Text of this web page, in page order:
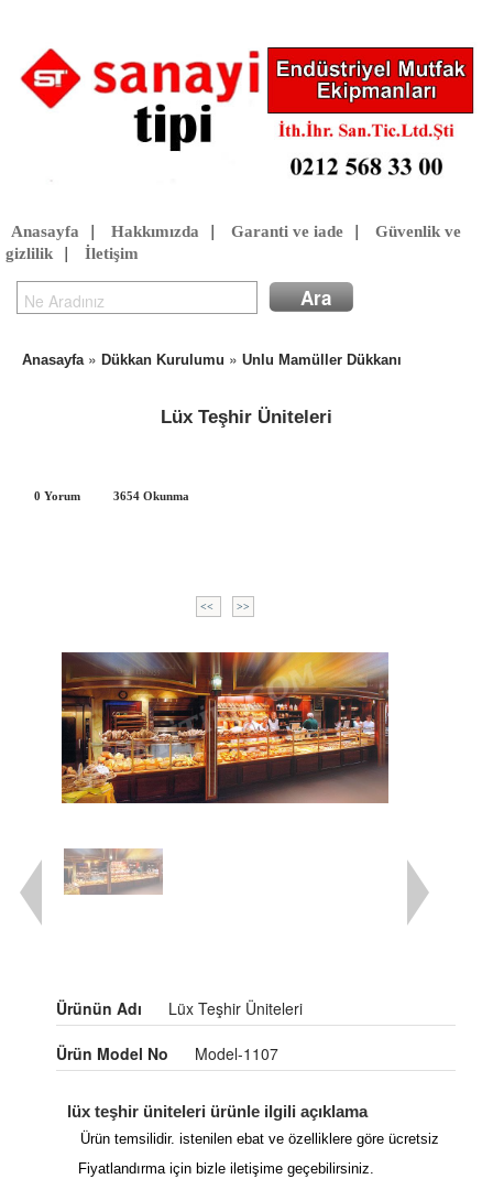
Anasayfa Hakkımızda Garanti ve iade
Güvenlik ve
gizlilik
İletişim
Anasayfa» Dükkan Kurulumu » Unlu Mamüller Dükkanı
Lüx Teşhir Üniteleri
0 Yorum 3654 Okunma
<< >>
Ürünün Adı Lüx Teşhir Üniteleri
Ürün Model No Model-1107
lüx teşhir üniteleri ürünle ilgili açıklama
Ürün temsilidir. istenilen ebat ve özelliklere göre ücretsiz
Fiyatlandırma için bizle iletişime geçebilirsiniz.